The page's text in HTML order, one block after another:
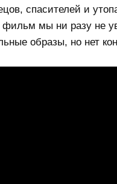
спасителей и
фильм мы ни разу не
образы, но нет